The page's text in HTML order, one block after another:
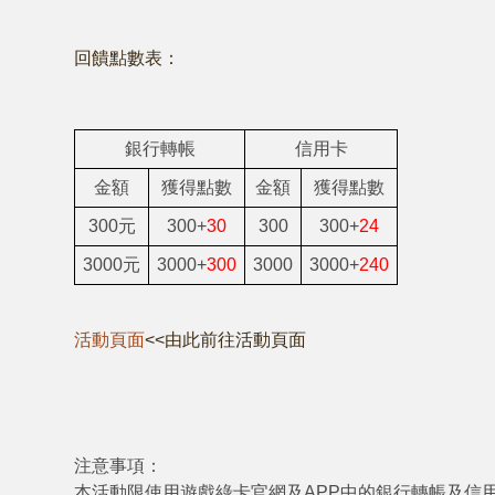
回饋點數表：
銀行轉帳 信用卡
金額 獲得點數 金額 獲得點數
300元 300+30 300 300+24
3000元 3000+300 3000 3000+240
活動頁面<<由此前往活動頁面
注意事項：